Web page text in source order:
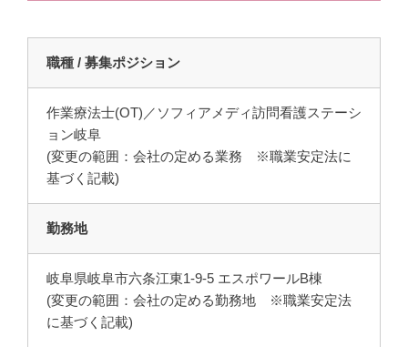
職種 / 募集ポジション
作業療法士(OT)／ソフィアメディ訪問看護ステーシ
ョン岐阜
(変更の範囲：会社の定める業務 ※職業安定法に
基づく記載)
勤務地
岐阜県岐阜市六条江東1-9-5 エスポワールB棟
(変更の範囲：会社の定める勤務地 ※職業安定法
に基づく記載)